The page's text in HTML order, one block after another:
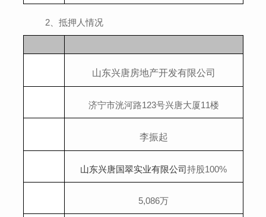
2、抵押 人情况
山东兴唐房地产开发有限公司
济宁市洸河路123号兴唐大厦11楼
李振起
山东兴唐国翠实业有限公司持股100%
5,086万